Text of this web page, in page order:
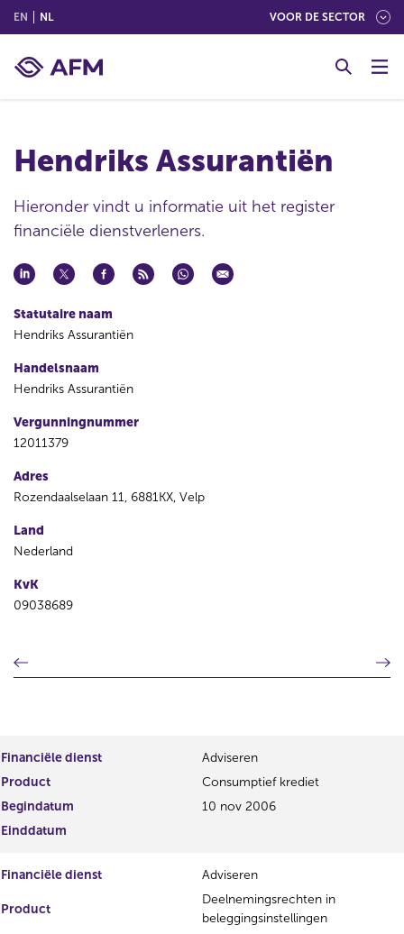
EN (ENGLISH)
NL(NEDERLANDS (NEDERLAND)) VOOR DE SECTOR
Hendriks Assurantiën
Hieronder vindt u informatie uit het register
financiële dienstverleners.
Statutaire naam
Hendriks Assurantiën
Handelsnaam
Hendriks Assurantiën
Vergunningnummer
12011379
Adres
Rozendaalselaan 11, 6881KX, Velp
Land
Nederland
KvK
09038689
o
e
e
g
i
e
r
V
o
Financiële dienst
Adviseren
Product
Consumptief krediet
Begindatum
10 nov 2006
Einddatum
Financiële dienst Adviseren
Product
Deelnemingsrechten in
beleggingsinstellingen